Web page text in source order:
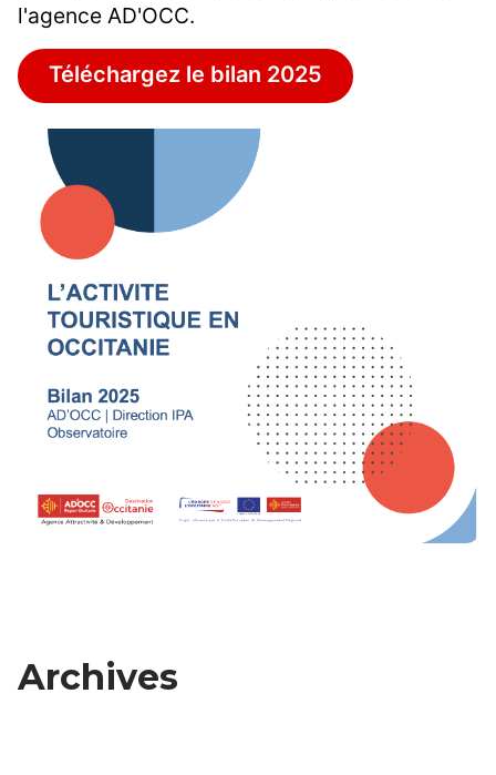
l'agence AD'OCC.
Téléchargez le bilan 2025
Archives